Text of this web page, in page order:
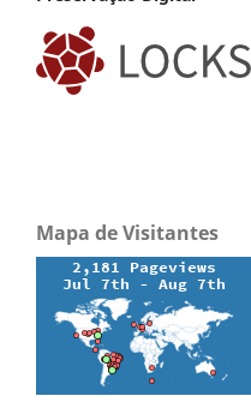
Mapa de Visitantes